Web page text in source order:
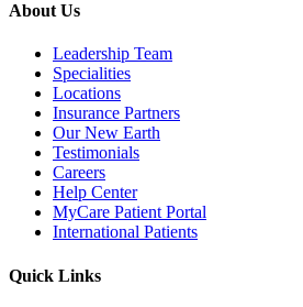
About Us
Leadership Team
Specialities
Locations
Insurance Partners
Our New Earth
Testimonials
Careers
Help Center
MyCare Patient Portal
International Patients
Quick Links